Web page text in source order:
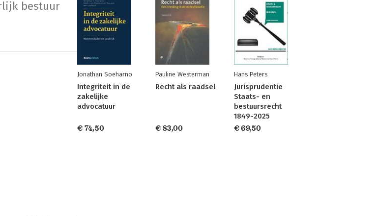
bestuur
Jonathan Soeharno
Integriteit in de
zakelijke
advocatuur
€ 74,50
Pauline Westerman
Recht als raadsel
€ 83,00
Hans Peters
Jurisprudentie
Staats- en
bestuursrecht
1849-2025
€ 69,50